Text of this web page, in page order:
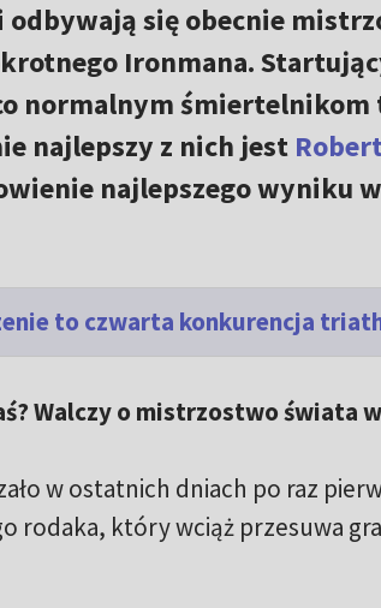
odbywają się obecnie
Ironmana.
normalnym
najlepszy z nich jest
najlepszego wyniku
to czwarta konkurencja
Walczy o mistrzostwo świata
w ostatnich dniach po raz
rodaka, który wciąż przesuwa